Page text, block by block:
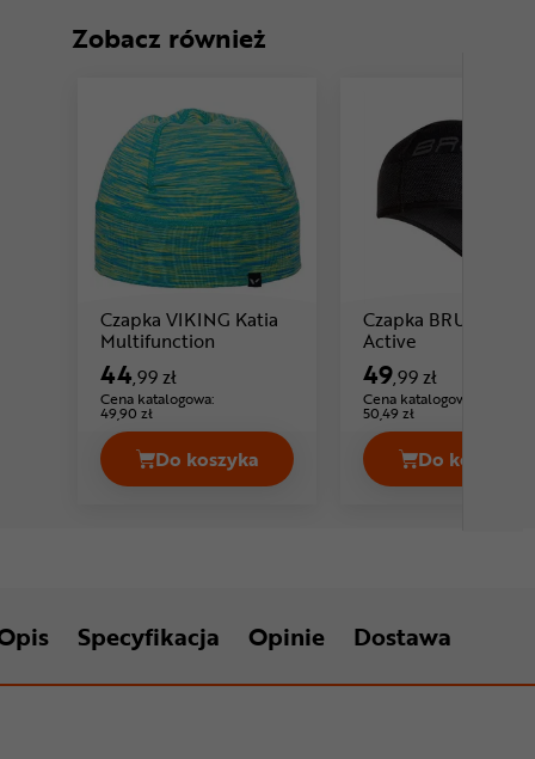
Zobacz również
Czapka VIKING Katia
Multifunction
44,99 zł
Cena katalogowa:
49,90 zł
Do koszyka
Czapka VIKING Katia Multifunction
Czapka BRUBECK
ActiveCena: 49 ,99 zł
49,99 zł
Cena katalogowa:
50,49 zł
Do koszyka
Czapka
Specyfikacja Opinie Dostawa